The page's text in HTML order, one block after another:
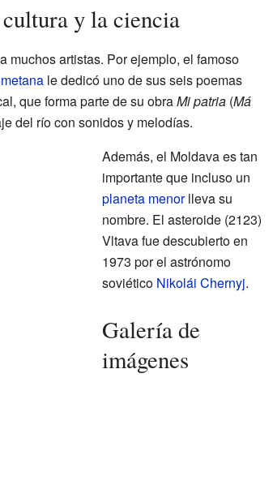
y la ciencia
muchos artistas. Por ejemplo, el famoso
le dedicó uno de sus seis poemas
que forma parte de su obraMi patria(Má
del río con sonidos y melodías.
Además, el Moldava es tan
importante que incluso un
planeta menorlleva su
nombre. El asteroide (2123)
Vltava fue descubierto en
1973 por el astrónomo
soviético Nikolái Chernyj.
Galería de
imágenes